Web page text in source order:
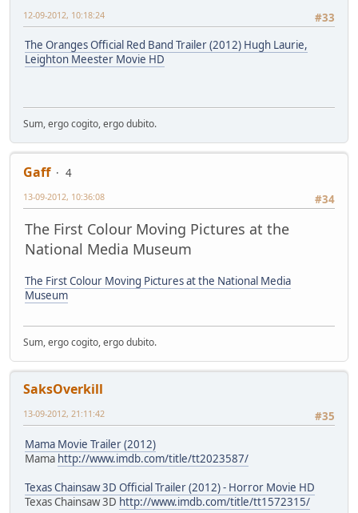
#33
12-09-2012, 10:18:24
The Oranges Official Red Band Trailer (2012) Hugh Laurie,
Leighton Meester Movie HD
Sum, ergo cogito, ergo dubito.
Gaff
4
#34
13-09-2012, 10:36:08
The First Colour Moving Pictures at the
National Media Museum
The First Colour Moving Pictures at the National Media
Museum
Sum, ergo cogito, ergo dubito.
SaksOverkill
#35
13-09-2012, 21:11:42
Mama Movie Trailer (2012)
Mama http://www.imdb.com/title/tt2023587/
Texas Chainsaw 3D Official Trailer (2012) - Horror Movie HD
Texas Chainsaw 3D http://www.imdb.com/title/tt1572315/